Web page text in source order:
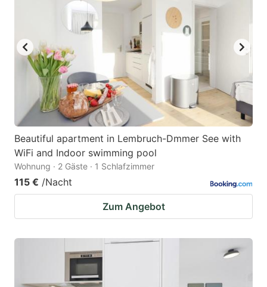
Beautiful apartment in Lembruch-Dmmer See with
WiFi and Indoor swimming pool
Wohnung · 2 Gäste · 1 Schlafzimmer
115 € /Nacht
Zum Angebot